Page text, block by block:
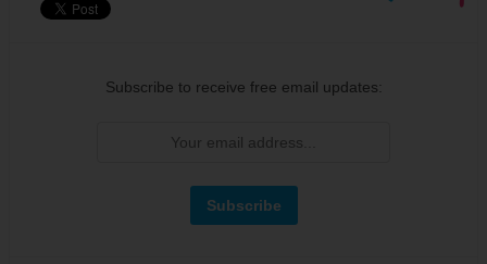
Subscribe to receive free email updates: